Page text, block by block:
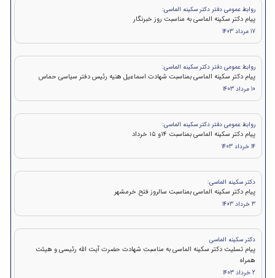
روابط عمومی دفتر دکتر سکینه الماسی:
پیام دکتر سکینه الماسی به مناسبت روز خبرنگار
17 مرداد 1403
روابط عمومی دفتر دکتر سکینه الماسی:
پيام دكتر سكينه الماسی بمناسبت شهادت اسماعیل هنیه رئیس دفتر سیاسی حماس
10 مرداد 1403
روابط عمومی دفتر دکتر سکینه الماسی:
پيام دكتر سکینه الماسی بمناسبت ۱۴و ۱۵ خرداد
14 خرداد 1403
دکتر سکینه الماسی:
پیام دکتر سکینه الماسی بمناسبت سالروز فتح خرمشهر
3 خرداد 1403
دکتر سکینه الماسی
پیام تسلیت دکتر سکینه الماسی به مناسبت شهادت حضرت آیت الله رئیسی و هیئت
همراه
2 خرداد 1403